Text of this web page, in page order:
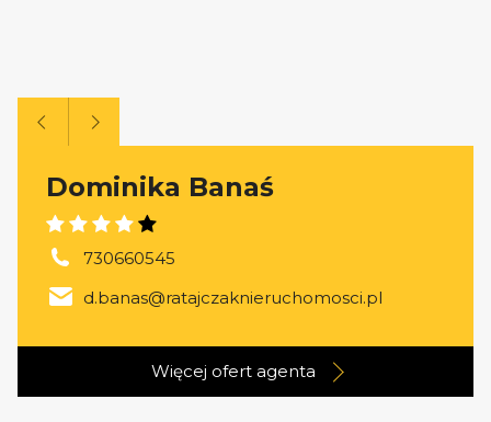
Dominika Banaś
730660545
d.banas@ratajczaknieruchomosci.pl
Więcej ofert agenta